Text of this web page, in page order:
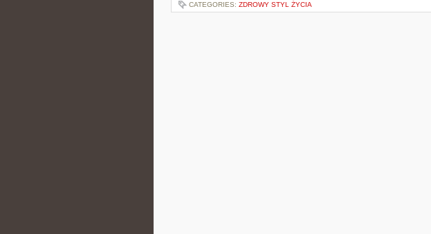
CATEGORIES: ZDROWY STYL ŻYCIA